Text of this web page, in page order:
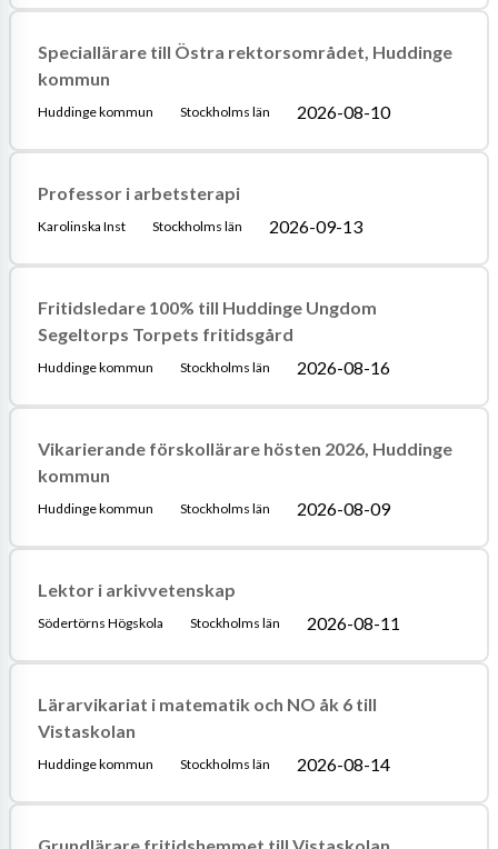
Speciallärare till Östra rektorsområdet, Huddinge
kommun
Huddinge kommun Stockholms län 2026-08-10
Professor i arbetsterapi
Karolinska Inst Stockholms län 2026-09-13
Fritidsledare 100% till Huddinge Ungdom
Segeltorps Torpets fritidsgård
Huddinge kommun Stockholms län 2026-08-16
Vikarierande förskollärare hösten 2026, Huddinge
kommun
Huddinge kommun Stockholms län 2026-08-09
Lektor i arkivvetenskap
Södertörns Högskola Stockholms län 2026-08-11
Lärarvikariat i matematik och NO åk 6 till
Vistaskolan
Huddinge kommun Stockholms län 2026-08-14
Grundlärare fritidshemmet till Vistaskolan,